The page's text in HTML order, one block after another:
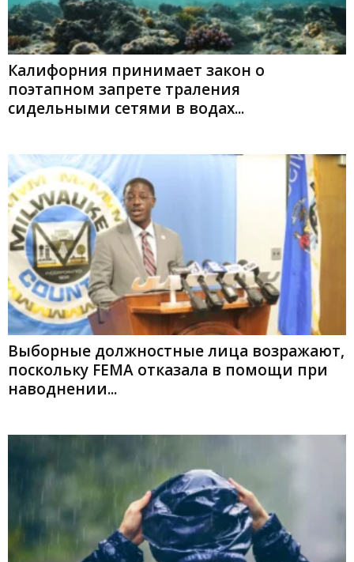
Калифорния принимает закон о
поэтапном запрете траления
сидельными сетями в водах...
Выборные должностные лица возражают,
поскольку FEMA отказала в помощи при
наводнении...